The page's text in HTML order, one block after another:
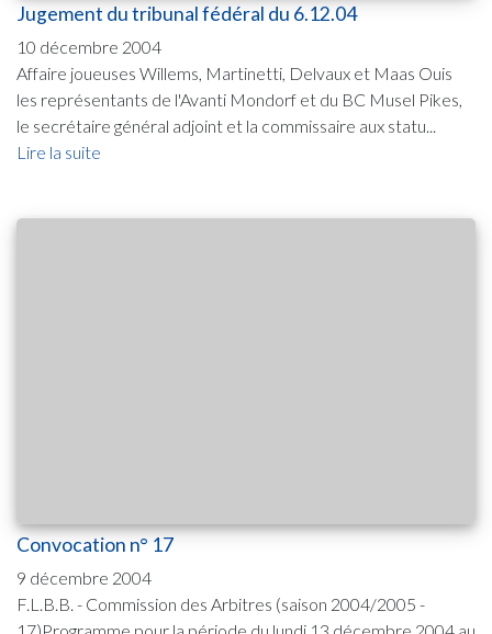
Jugement du tribunal fédéral du 6.12.04
10 décembre 2004
Affaire joueuses Willems, Martinetti, Delvaux et Maas Ouis
les représentants de l'Avanti Mondorf et du BC Musel Pikes,
le secrétaire général adjoint et la commissaire aux statu...
Lire la suite
Convocation n° 17
9 décembre 2004
F.L.B.B. - Commission des Arbitres (saison 2004/2005 -
17)Programme pour la période du lundi 13 décembre 2004 au